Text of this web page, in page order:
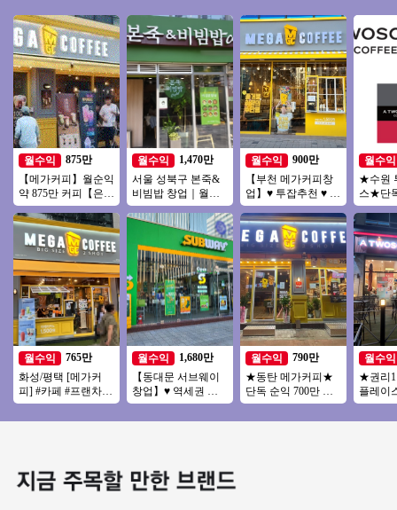
월수익
875만
【메가커피】월순익
약 875만 커피【은평
구】역세권, 주거, 오
피스, 복합상권
월수익
765만
화성/평택 [메가커
피] #카페 #프랜차이
즈창업 #소자본창업
#메가커피 #커피창
월수익
1,470만
서울 성북구 본죽&
비빔밥 창업｜월매
출 3,600만원, 권리금
1억5천 창업 분석
월수익
1,680만
【동대문 서브웨이
창업】♥ 역세권 오
피스상권 수익1천만
원이상 ♥ 초보추천 ♥
월수익
900만
【부천 메가커피창
업】♥ 투잡추천 ♥ 소
자본1인창업 ♥ 카페
양도양수창업 ♥ 고
수익
월수익
790만
★동탄 메가커피★
단독 순익 700만 외
부리모델링完 직접
운영 추천 매장 소자
월수익
★수원
스★단
2000만
역세권
풀오토
월수익
★권리
플레이
요★특
바로 보